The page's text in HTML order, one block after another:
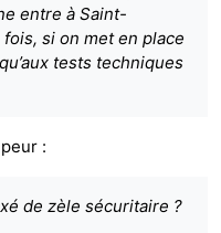
entre à Saint-
si on met en place
tests techniques
:
de zèle sécuritaire ?